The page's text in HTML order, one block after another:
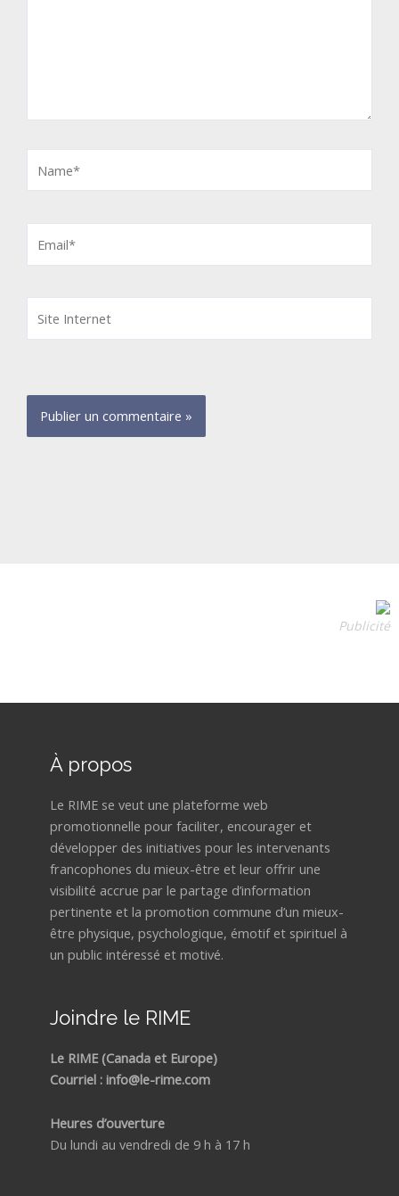
Internet
Publicité
À propos
Le RIME se veut une plateforme web
promotionnelle pour faciliter, encourager et
développer des initiatives pour les intervenants
francophones du mieux-être et leur offrir une
visibilité accrue par le partage d’information
pertinente et la promotion commune d’un mieux-
être physique, psychologique, émotif et spirituel à
un public intéressé et motivé.
Joindre le RIME
Le RIME (Canada et Europe)
Courriel : info@le-rime.com
Heures d’ouverture
Du lundi au vendredi de 9 h à 17 h